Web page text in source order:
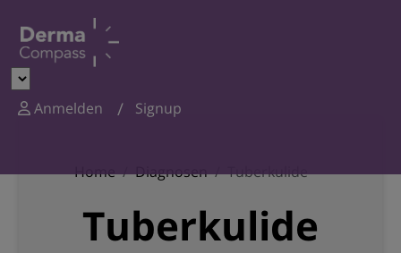
Anmelden Signup
Home Diagnosen Tuberkulide
Tuberkulide